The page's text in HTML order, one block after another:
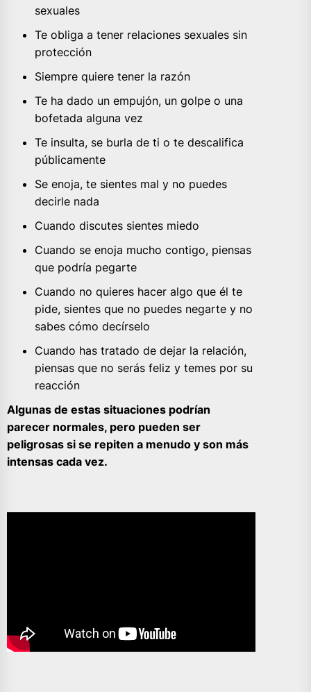
sexuales
Te obliga a tener relaciones sexuales sin
protección
Siempre quiere tener la razón
Te ha dado un empujón, un golpe o una
bofetada alguna vez
Te insulta, se burla de ti o te descalifica
públicamente
Se enoja, te sientes mal y no puedes
decirle nada
Cuando discutes sientes miedo
Cuando se enoja mucho contigo, piensas
que podría pegarte
Cuando no quieres hacer algo que él te
pide, sientes que no puedes negarte y no
sabes cómo decírselo
Cuando has tratado de dejar la relación,
piensas que no serás feliz y temes por su
reacción
Algunas de estas situaciones podrían
parecer normales, pero pueden ser
peligrosas si se repiten a menudo y son más
intensas cada vez.